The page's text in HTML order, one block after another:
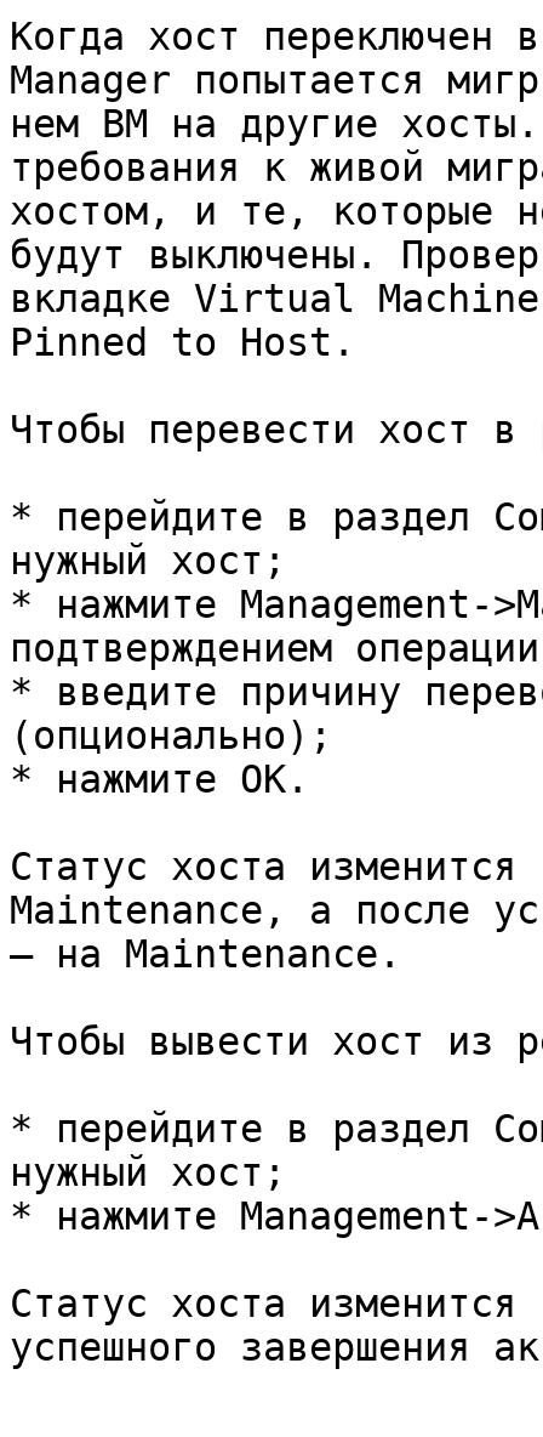
Когда хост переключен
Manager попытается
нем ВМ на другие
требования к живой
хостом, и те, которые
будут выключены.
вкладке Virtual
Pinned to Host.
Чтобы перевести хост в
* перейдите в раздел
нужный хост;
* нажмите Management-
подтверждением
* введите причину
(опционально);
* нажмите OK.
Статус хоста
Maintenance, а после
– на Maintenance.
Чтобы вывести хост из
* перейдите в раздел
нужный хост;
* нажмите Management-
Статус хоста